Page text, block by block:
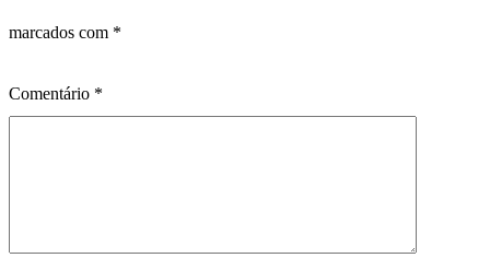
marcados com *
Comentário *